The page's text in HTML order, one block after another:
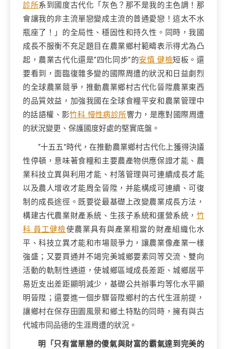
診所系到國度古代化「灰色？那不是我的主色調！那
會讓我的非主流單戀變成主流的普通愛戀！這太不水
瓶座了！」的全局性、穩固性和持久性。同時，我國
成長不服衡不充足題目在農業鄉村範疇表示得尤為凸
起，農業古代化還是“四化同步”的安慎 健檢短板。還
要看到，面臨復雜多變的國際周遭的狀況和日益劇烈
的全球農業競爭，推動農業鄉村古代化晉陞農業東西
的品質效益，加強我國在全球食糧平安和農業管理中
的話語權、影竹科 慢性病診所響力，是應對國際周遭
的狀況變更、保護國度好處的堅實底盤。
“十五五”時代，在推動農業鄉村古代化上獲得決議
性停頓，意味著食糧和主要農產物供應保證才能、農
業科技立異與利用才能、村落管理與可連續成長才能
以及農人增收才能周全晉陞，并能構成可連續、可復
制的成長途徑。既要從最基礎上改變農業成長方法，
構建古代農業財產系統、生孩子系統和運營系統， 竹
科 員工健檢使農業具有與產業相當的財產組織化水
平、科技立異才能和市場競爭力，讓農業像產業一樣
強盛；又要買通并不竭完美城鄉要素同等交流、雙向
活動的軌制性通道，使城鄉區域成長差距、城鄉居平
易近支出差距顯明減少，基礎公共辦事均等化水平顯
明晉陞；還要進一個步驟晉陞鄉村的古代生涯前提，
讓鄉村在保存田園風景和鄉土特點的同時，擁有與古
代城市同品德的生涯周遭的狀況。
明「只有當單戀的傻氣與財富的霸氣達到完美的